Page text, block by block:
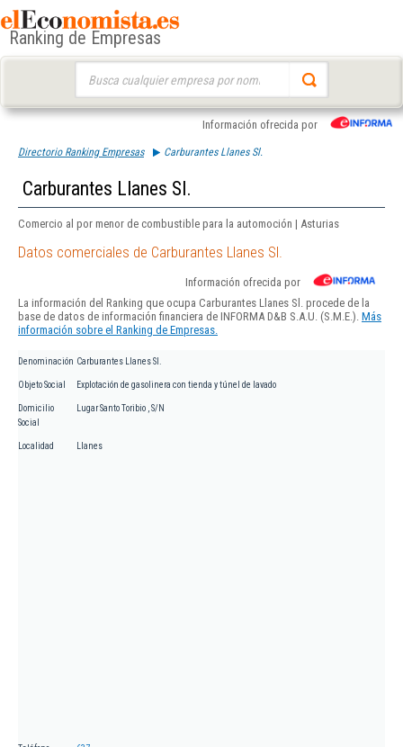
Ranking de Empresas
Información ofrecida por
Directorio Ranking Empresas Carburantes Llanes Sl.
Carburantes Llanes Sl.
Comercio al por menor de combustible para la automoción | Asturias
Datos comerciales de Carburantes Llanes Sl.
Información ofrecida por
La información del Ranking que ocupa Carburantes Llanes Sl. procede de la
base de datos de información financiera de INFORMA D&B S.A.U. (S.M.E.). Más
información sobre el Ranking de Empresas.
Denominación Carburantes Llanes Sl.
Objeto Social Explotación de gasolinera con tienda y túnel de lavado
Domicilio
Social
Lugar Santo Toribio , S/N
Localidad Llanes